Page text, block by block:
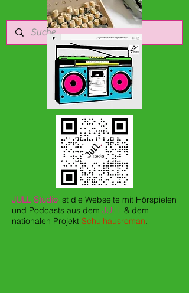
JULL Studio ist die Webseite mit Hörspielen
und Podcasts aus dem JULL & dem
nationalen Projekt Schulhausroman.